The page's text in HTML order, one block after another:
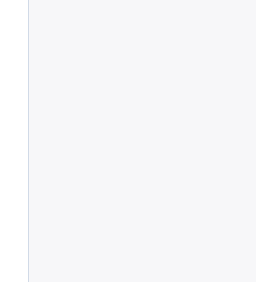
kryukni ochmaslik. Bu
kombinatsiyada eng